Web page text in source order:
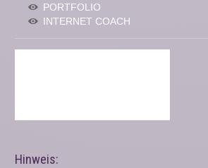
PORTFOLIO
INTERNET COACH
Hinweis: